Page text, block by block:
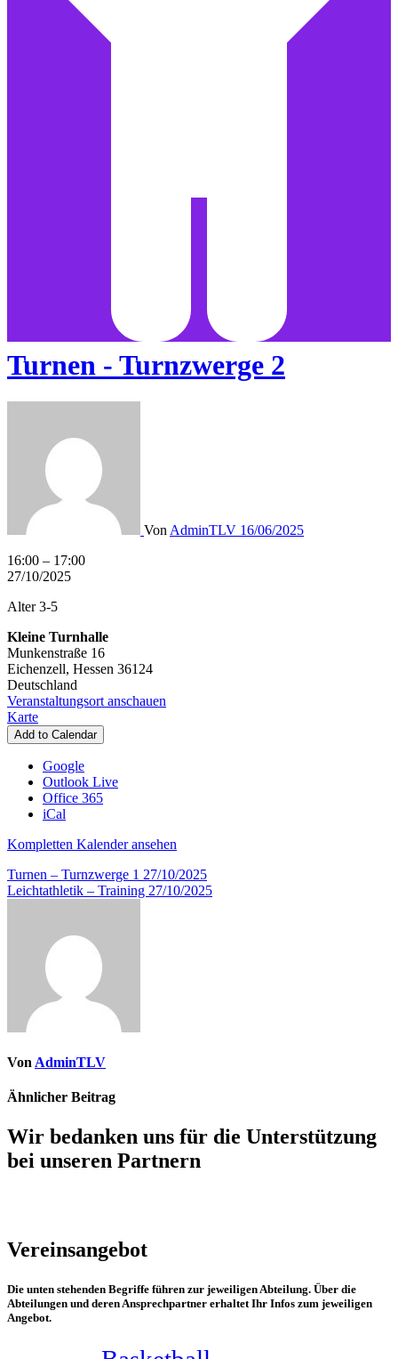
Turnen - Turnzwerge 2
Von AdminTLV 16/06/2025
Turnen
-
2
16:00 – 17:00
27/10/2025
Alter 3-5
Kleine Turnhalle
Munkenstraße 16
Eichenzell, Hessen 36124
Deutschland
Veranstaltungsort anschauen
KarteKleine
Turnhalle
Add to Calendar
Google
Outlook Live
Office 365
iCal
Kompletten Kalender ansehen
Beitragsnavigation
Turnen – Turnzwerge 1 27/10/2025
Leichtathletik – Training 27/10/2025
Von AdminTLV
Ähnlicher Beitrag
Wir bedanken uns für die Unterstützung
bei unseren Partnern
Vereinsangebot
Die unten stehenden Begriffe führen zur jeweiligen Abteilung. Über die
Abteilungen und deren Ansprechpartner erhaltet Ihr Infos zum jeweiligen
Angebot.